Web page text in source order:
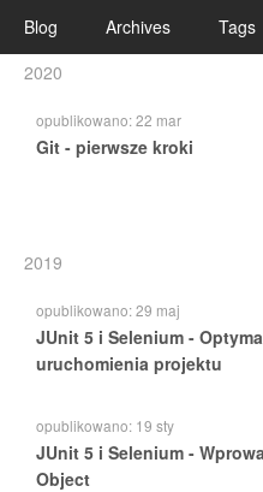
2020
opublikowano:22 mar
Git - pierwsze kroki
2019
opublikowano:29 maj
JUnit 5 i Selenium -
uruchomienia projektu
opublikowano: 19 sty
JUnit 5 i Selenium -
Object
Blog Archives Tags